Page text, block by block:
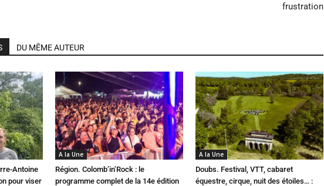
frustration
DU MÊME AUTEUR
Antoine
pour viser
A la Une
Région. Colomb’in’Rock : le
programme complet de la 14e édition
A la Une
Doubs. Festival, VTT, cabaret
équestre, cirque, nuit des étoiles… :